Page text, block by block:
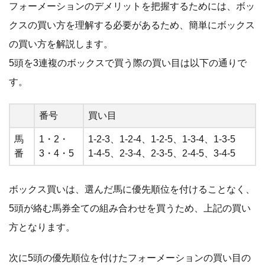
フォーメーションのデメリットを把握するためには、ボッ
クスの買い方を理解する必要があるため、簡単にボックス
の買い方を解説します。
5頭を3連複のボックスで買う際の買い目は以下の通りで
す。
番号 買い目
馬
番
1・2・
3・4・5
1-2-3、1-2-4、1-2-5、1-3-4、1-3-5
1-4-5、2-3-4、2-3-5、2-4-5、3-4-5
ボックス買いは、選んだ馬に優先順位を付けることなく、
5頭が絡む馬券全ての組み合わせを買うため、上記の買い
方となります。
次に5頭の優先順位を付けたフォーメーションの買い目の